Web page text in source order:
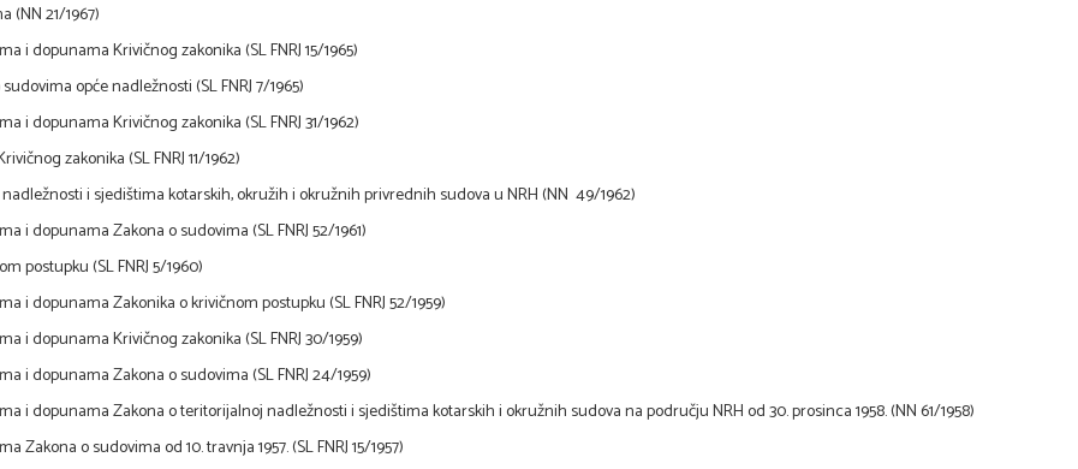
(NN 21/1967)
i dopunama Krivičnog zakonika (SL FNRJ 15/1965)
opće nadležnosti (SL FNRJ 7/1965)
i dopunama Krivičnog zakonika (SL FNRJ 31/1962)
zakonika (SL FNRJ 11/1962)
i sjedištima kotarskih, okružih i okružnih privrednih sudova u NRH (NN 49/1962)
i dopunama Zakona o sudovima (SL FNRJ 52/1961)
postupku (SL FNRJ 5/1960)
i dopunama Zakonika o krivičnom postupku (SL FNRJ 52/1959)
i dopunama Krivičnog zakonika (SL FNRJ 30/1959)
i dopunama Zakona o sudovima (SL FNRJ 24/1959)
i dopunama Zakona o teritorijalnoj nadležnosti i sjedištima kotarskih i okružnih sudova na području NRH od 30. prosinca 1958. (NN 61/1958)
Zakona o sudovima od 10. travnja 1957. (SL FNRJ 15/1957)